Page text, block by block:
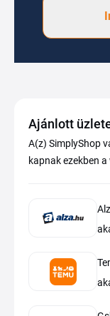
Ajánlott
A(z) SimplyShop
kapnak ezekben